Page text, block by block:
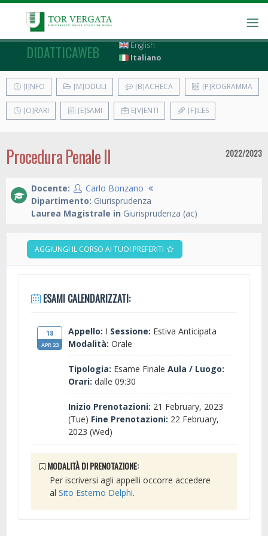
DIDATTICAWEB
English
Italiano
[I]NFO [M]ODULI [B]ACHECA [P]ROGRAMMA
[O]RARI [E]SAMI E[V]ENTI [F]ILES
Procedura Penale II 2022/2023
Docente:
Carlo Bonzano
Dipartimento: Giurisprudenza
Laurea Magistrale in Giurisprudenza (ac)
AGGIUNGI IL CORSO AI TUOI PREFERITI
ESAMI CALENDARIZZATI:
18
APR 23
Appello: I Sessione: Estiva Anticipata
Modalità: Orale
Tipologia: Esame Finale Aula / Luogo:
Orari: dalle 09:30
Inizio Prenotazioni: 21 February, 2023
(Tue) Fine Prenotazioni: 22 February,
2023 (Wed)
MODALITÀ DI PRENOTAZIONE:
Per iscriversi agli appelli occorre accedere
al Sito Esterno Delphi.